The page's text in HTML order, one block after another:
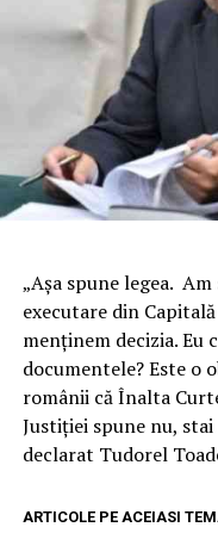
„Aşa spune legea.
executare din
menţinem decizia. Eu
documentele? Este o
românii că Înalta
Justiţiei spune nu, stai
declarat Tudorel
ARTICOLE PE ACEIASI